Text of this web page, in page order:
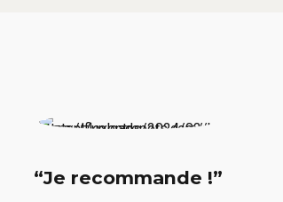
“Je recommande !”